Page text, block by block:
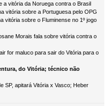
a vitória da Noruega contra o Brasil
vitória sobre a Portuguesa pelo OPG
vitória sobre o Fluminense no 1º jogo
Morais fala sobre vitória contra o
for maluco para sair do Vitória para o
do Vitória; técnico não
SP, apitará Vitória x Vasco; Heber